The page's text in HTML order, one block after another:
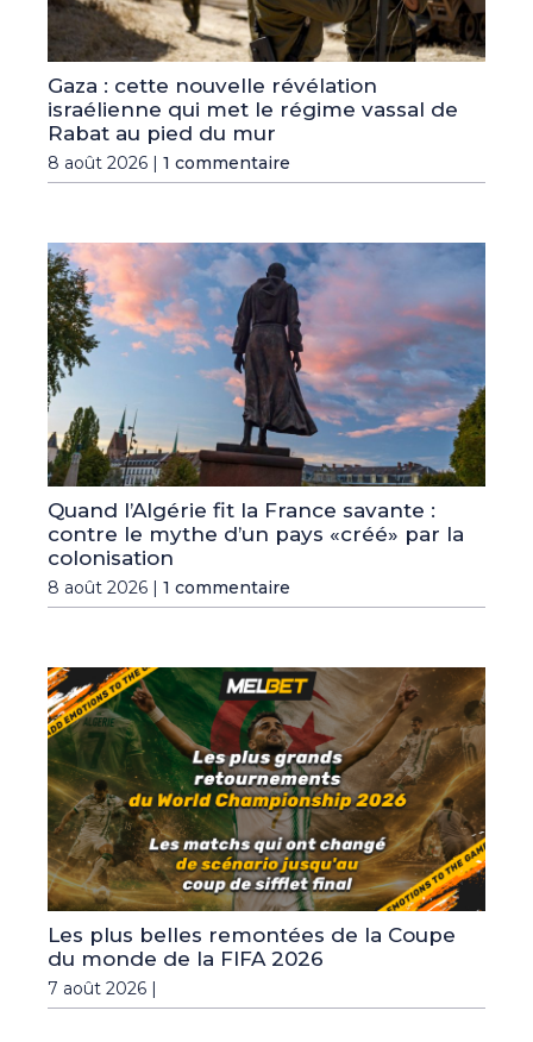
Gaza : cette nouvelle révélation
israélienne qui met le régime vassal de
Rabat au pied du mur
8 août 2026 | 1 commentaire
Quand l’Algérie fit la France savante :
contre le mythe d’un pays «créé» par la
colonisation
8 août 2026 | 1 commentaire
Les plus belles remontées de la Coupe
du monde de la FIFA 2026
7 août 2026 |